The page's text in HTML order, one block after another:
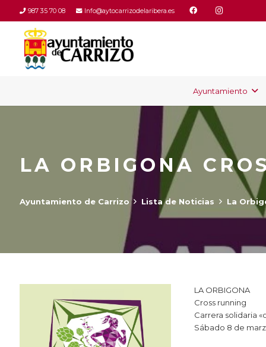
987 35 70 08 Info@aytocarrizodelaribera.es
Ayuntamiento
LA ORBIGONA
Ayuntamiento de Carrizo Lista de Noticias La
LA ORBIGONA
Cross running
Carrera solidaria
Sábado 8 de